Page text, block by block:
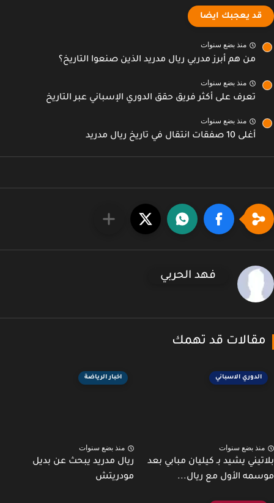
قد يعجبك ايضا
منذ بضع سنوات
من هم أبرز مدربي ريال مدريد الذين صنعوا التاريخ؟
منذ بضع سنوات
تعرف على أكثر فريق حقق الدوري الإسباني عبر التاريخ
منذ بضع سنوات
أغلى 10 صفقات انتقال في تاريخ ريال مدريد
فهد الحربي
قد تهمك
الدوري الاسباني
بضع سنوات
يشيد بـ كيليان مبابي بعد
الأول مع ريال...
اخبار الرياضة
منذ بضع سنوات
ريال مدريد يبحث عن بديل
مودريتش